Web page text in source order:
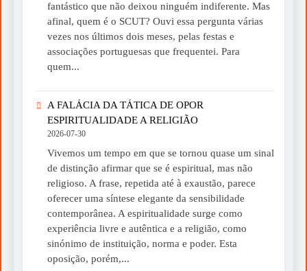
fantástico que não deixou ninguém indiferente. Mas
afinal, quem é o SCUT? Ouvi essa pergunta várias
vezes nos últimos dois meses, pelas festas e
associações portuguesas que frequentei. Para
quem...
A FALÁCIA DA TÁTICA DE OPOR
ESPIRITUALIDADE A RELIGIÃO
2026-07-30
Vivemos um tempo em que se tornou quase um sinal
de distinção afirmar que se é espiritual, mas não
religioso. A frase, repetida até à exaustão, parece
oferecer uma síntese elegante da sensibilidade
contemporânea. A espiritualidade surge como
experiência livre e autêntica e a religião, como
sinónimo de instituição, norma e poder. Esta
oposição, porém,...